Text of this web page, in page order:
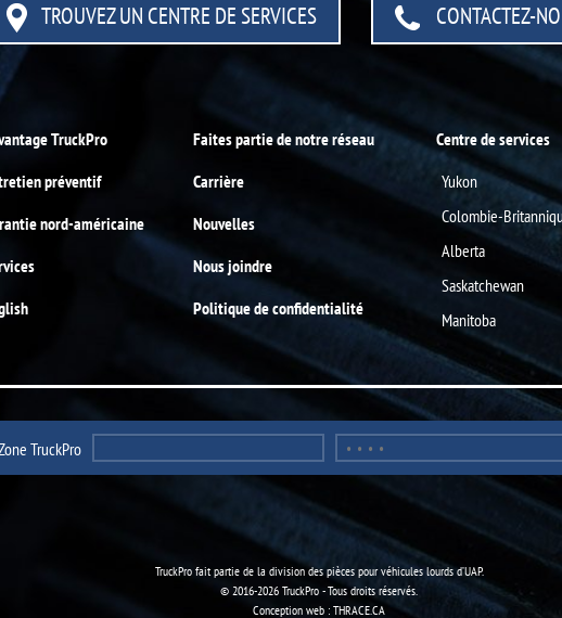
TROUVEZ UN CENTRE DE SERVICES CONTACTEZ-
TruckPro
préventif
nord-américaine
Faites partie de notre réseau
Carrière
Nouvelles
Nous joindre
Politique de confidentialité
Centre de services
Yukon
Colombie-
Alberta
Saskatchewan
Manitoba
TruckPro
TruckPro fait partie de la division des pièces pour véhicules lourdsd’UAP.
© 2016-2026 TruckPro - Tous droits réservés.
Conception web : THRACE.CA